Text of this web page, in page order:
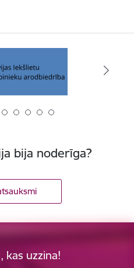
bija noderīga?
kas uzzina!